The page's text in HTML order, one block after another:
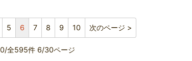
5 6 7 8 9 10 次のページ >
全595件 6/30ページ